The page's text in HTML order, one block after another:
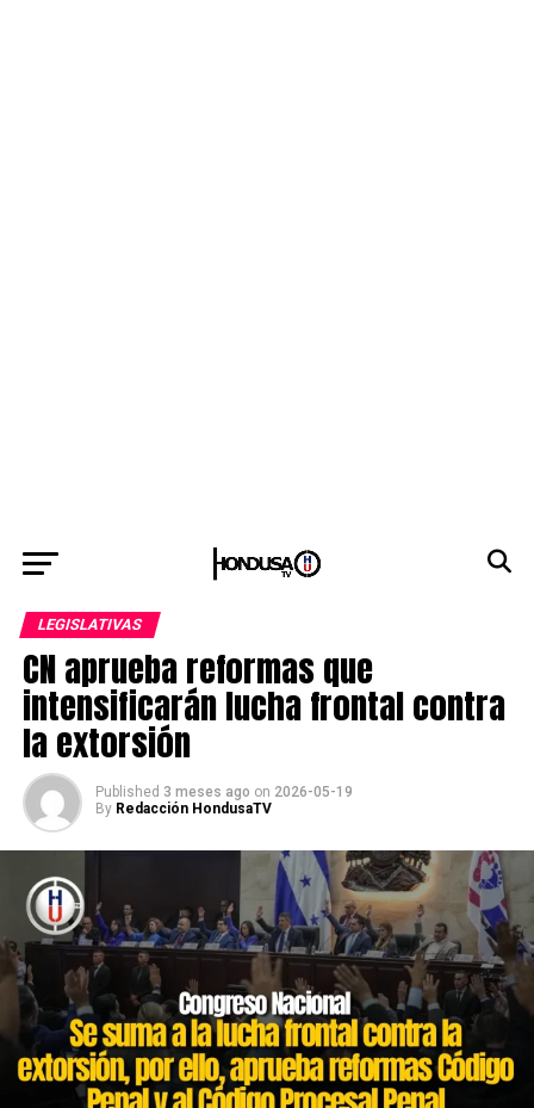
LEGISLATIVAS
CN aprueba reformas que
intensificarán lucha frontal contra
la extorsión
Published 3 meses ago on 2026-05-19
By Redacción HondusaTV